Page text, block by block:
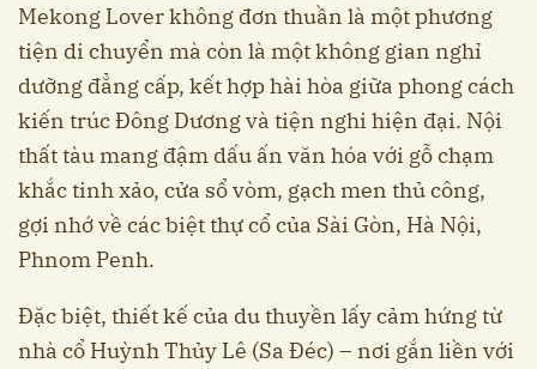
Mekong Lover không đơn thuần là một phương
tiện di chuyển mà còn là một không gian nghỉ
dưỡng đẳng cấp, kết hợp hài hòa giữa phong cách
kiến trúc Đông Dương và tiện nghi hiện đại. Nội
thất tàu mang đậm dấu ấn văn hóa với gỗ chạm
khắc tinh xảo, cửa sổ vòm, gạch men thủ công,
gợi nhớ về các biệt thự cổ của Sài Gòn, Hà Nội,
Phnom Penh.
Đặc biệt, thiết kế của du thuyền lấy cảm hứng từ
nhà cổ Huỳnh Thủy Lê (Sa Đéc) – nơi gắn liền với